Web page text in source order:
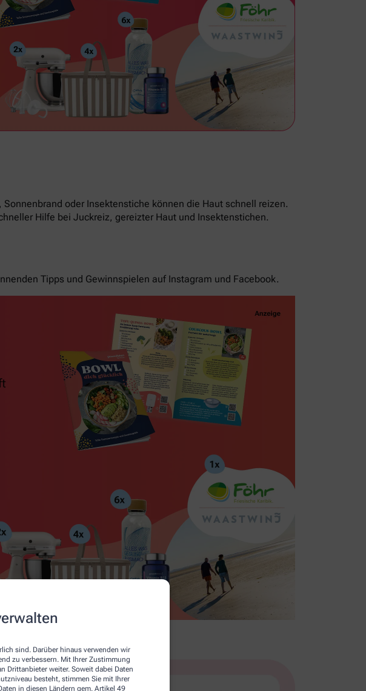
sind. Darüber hinaus verwenden wir
zu verbessern. Mit Ihrer Zustimmung
Drittanbieter weiter. Soweit dabei Daten
besteht, stimmen Sie mit Ihrer
in diesen Ländern gem. Artikel 49
oder Insektenstiche können die Haut schnell reizen.
Hilfe bei Juckreiz, gereizter Haut und Insektenstichen.
Tipps und Gewinnspielen auf Instagram und Facebook.